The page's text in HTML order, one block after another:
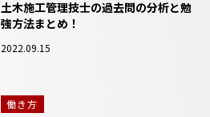
土木施工管理技士の過去問の分析と勉
強方法まとめ！
2022.09.15
働き方